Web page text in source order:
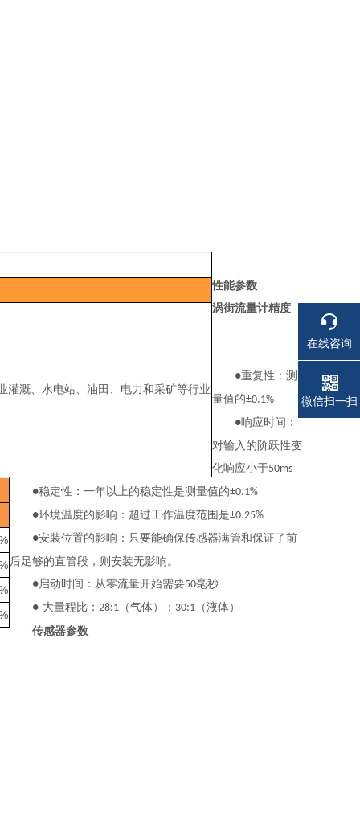
灌溉、水电站、油田、电力和采矿等行业
性能参数
涡街流量计精度
●重复性：测
量值的±0.1%
●响应时间：
对输入的阶跃性变
化响应小于50ms
●稳定性：一年以上的稳定性是测量值的±0.1%
●环境温度的影响：超过工作温度范围是±0.25%
●安装位置的影响：只要能确保传感器满管和保证了前
后足够的直管段，则安装无影响。
●启动时间：从零流量开始需要50毫秒
●-大量程比： 28:1 （气体）； 30:1 （液体）
传感器参数
在线咨询
微信扫一扫